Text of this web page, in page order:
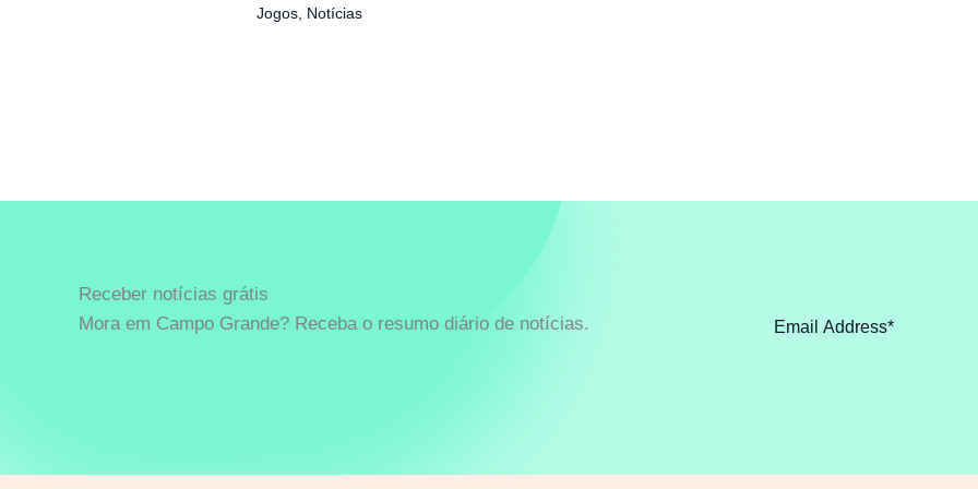
Jogos, Notícias
Receber notícias grátis
Mora em Campo Grande? Receba o resumo diário de notícias.